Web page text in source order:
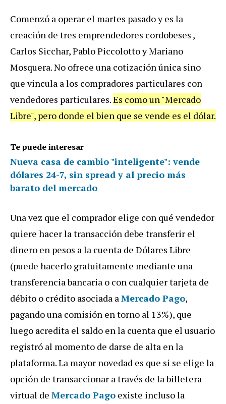
Comenzó a operar el martes pasado y es la
creación de tres emprendedores cordobeses ,
Carlos Sicchar, Pablo Piccolotto y Mariano
Mosquera. No ofrece una cotización única sino
que vincula a los compradores particulares con
vendedores particulares.Es como un "Mercado
Libre", pero donde el bien que se vende es el dólar.
Te puede interesar
Nueva casa de cambio "inteligente": vende
dólares 24-7, sin spread y al precio más
barato del mercado
Una vez que el comprador elige con qué vendedor
quiere hacer la transacción debe transferir el
dinero en pesos a la cuenta de Dólares Libre
(puede hacerlo gratuitamente mediante una
transferencia bancaria o con cualquier tarjeta de
débito o crédito asociada aMercado Pago,
pagando una comisión en torno al 13%), que
luego acredita el saldo en la cuenta que el usuario
registró al momento de darse de alta en la
plataforma. La mayor novedad es que si se elige la
opción de transaccionar a través de la billetera
virtual de Mercado Pago existe incluso la